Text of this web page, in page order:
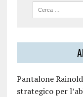
Pantalone
strategico per